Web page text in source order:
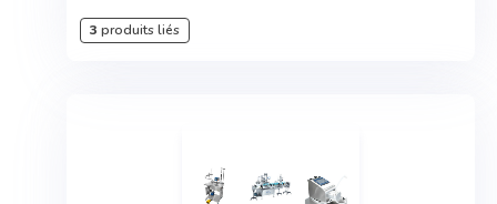
3 produits liés